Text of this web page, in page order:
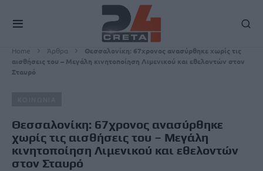
Home Άρθρα
Θεσσαλονίκη: 67χρονος ανασύρθηκε χωρίς τις
αισθήσεις του – Μεγάλη κινητοποίηση Λιμενικού και εθελοντών στον
Σταυρό
Θεσσαλονίκη: 67χρονος ανασύρθηκε
χωρίς τις αισθήσεις του – Μεγάλη
κινητοποίηση Λιμενικού και εθελοντών
στον Σταυρό